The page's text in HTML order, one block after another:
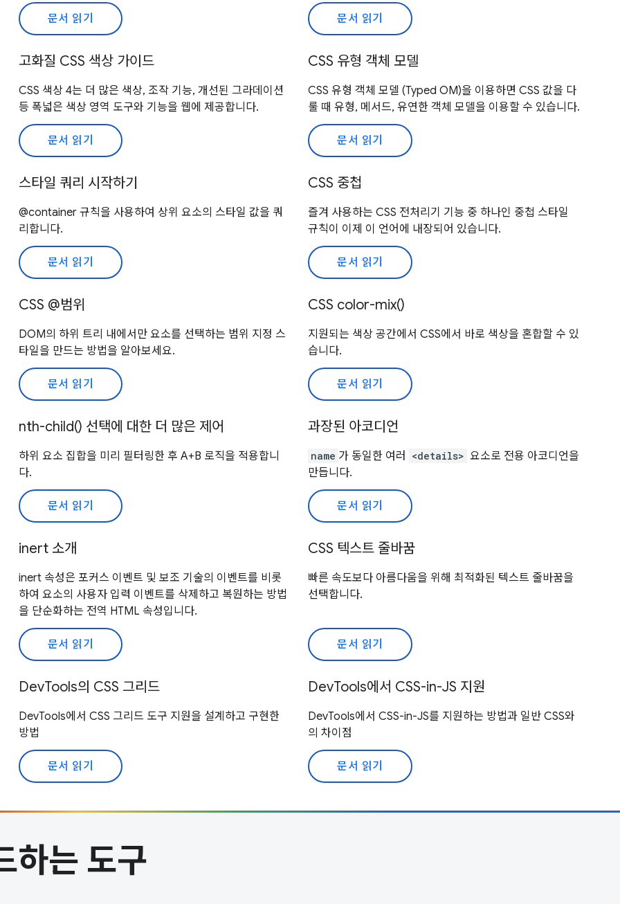
문서 읽기 문서 읽기
고화질 CSS 색상 가이드
CSS 색상 4는 더 많은 색상, 조작 기능, 개선된 그라데이션
등 폭넓은 색상 영역 도구와 기능을 웹에 제공합니다.
문서 읽기
CSS 유형 객체 모델
CSS 유형 객체 모델 (Typed OM)을 이용하면 CSS 값을 다
룰 때 유형, 메서드, 유연한 객체 모델을 이용할 수 있습니다.
문서 읽기
스타일 쿼리 시작하기
@container 규칙을 사용하여 상위 요소의 스타일 값을 쿼
리합니다.
문서 읽기
CSS 중첩
즐겨 사용하는 CSS 전처리기 기능 중 하나인 중첩 스타일
규칙이 이제 이 언어에 내장되어 있습니다.
문서 읽기
CSS @범위
DOM의 하위 트리 내에서만 요소를 선택하는 범위 지정 스
타일을 만드는 방법을 알아보세요.
문서 읽기
CSS color-mix()
지원되는 색상 공간에서 CSS에서 바로 색상을 혼합할 수 있
습니다.
문서 읽기
nth-child() 선택에 대한 더 많은 제어
하위 요소 집합을 미리 필터링한 후 A+B 로직을 적용합니
다.
문서 읽기
과장된 아코디언
name 가 동일한 여러 <details> 요소로 전용 아코디언을
만듭니다.
문서 읽기
inert 소개
inert 속성은 포커스 이벤트 및 보조 기술의 이벤트를 비롯
하여 요소의 사용자 입력 이벤트를 삭제하고 복원하는 방법
을 단순화하는 전역 HTML 속성입니다.
문서 읽기
CSS 텍스트 줄바꿈
빠른 속도보다 아름다움을 위해 최적화된 텍스트 줄바꿈을
선택합니다.
문서 읽기
DevTools의 CSS 그리드
DevTools에서 CSS 그리드 도구 지원을 설계하고 구현한
방법
문서 읽기
DevTools에서 CSS-in-JS 지원
DevTools에서 CSS-in-JS를 지원하는 방법과 일반 CSS와
의 차이점
문서 읽기
하는 도구